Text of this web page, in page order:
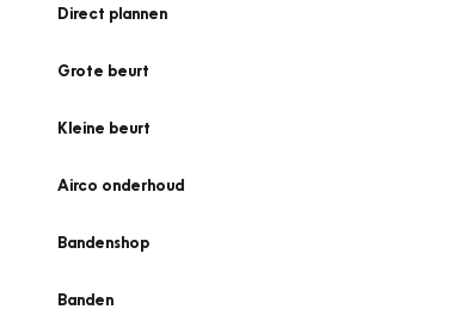
Direct plannen
Grote beurt
Kleine beurt
Airco onderhoud
Bandenshop
Banden